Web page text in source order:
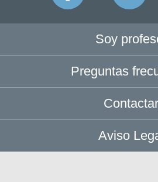
Soy
Preguntas
Contactar
Aviso